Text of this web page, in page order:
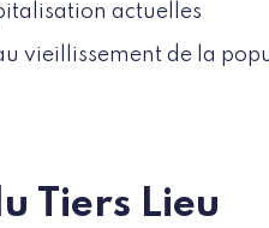
actuelles
vieillissement de la
Tiers Lieu